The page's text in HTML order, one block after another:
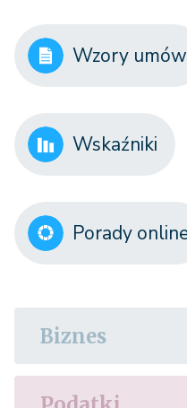
Wzory umów
Wskaźniki
Porady
Biznes